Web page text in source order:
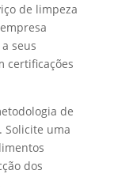
de limpeza
seus
certificações
de
Solicite uma
dos